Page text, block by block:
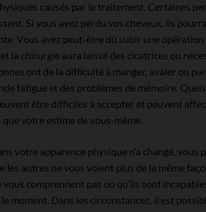
causés par le traitement. Certaines
Si vous avez perdu vos cheveux, ils
Vous avez peut-être dû subir une
la chirurgie aura laissé des cicatrices ou
ont de la difficulté à manger, avaler ou
fatigue et des problèmes de mémoire.
être difficiles à accepter et peuvent
votre estime de vous-même.
votre apparence physique n’a changé, vous
les autres ne vous voient plus de la même
vous comprennent pas ou qu’ils sont
moment. Dans les circonstances, il est